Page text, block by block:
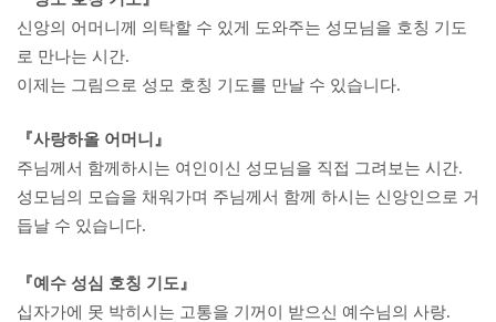
신앙의 어머니께 의탁할 수 있게 도와주는 성모님을 호칭 기도
로 만나는 시간.
이제는 그림으로 성모 호칭 기도를 만날 수 있습니다.
『사랑하올 어머니』
주님께서 함께하시는 여인이신 성모님을 직접 그려보는 시간.
성모님의 모습을 채워가며 주님께서 함께 하시는 신앙인으로 거
듭날 수 있습니다.
『예수 성심 호칭 기도』
십자가에 못 박히시는 고통을 기꺼이 받으신 예수님의 사랑.